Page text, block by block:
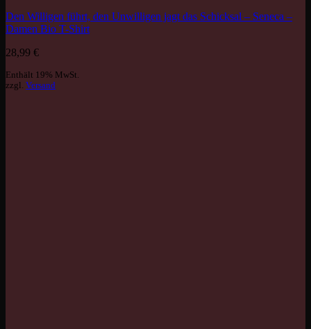
Den Willigen führt, den Unwilligen jagt das Schicksal – Seneca –
Damen Bio T-Shirt
28,99 €
Enthält 19% MwSt.
zzgl. Versand